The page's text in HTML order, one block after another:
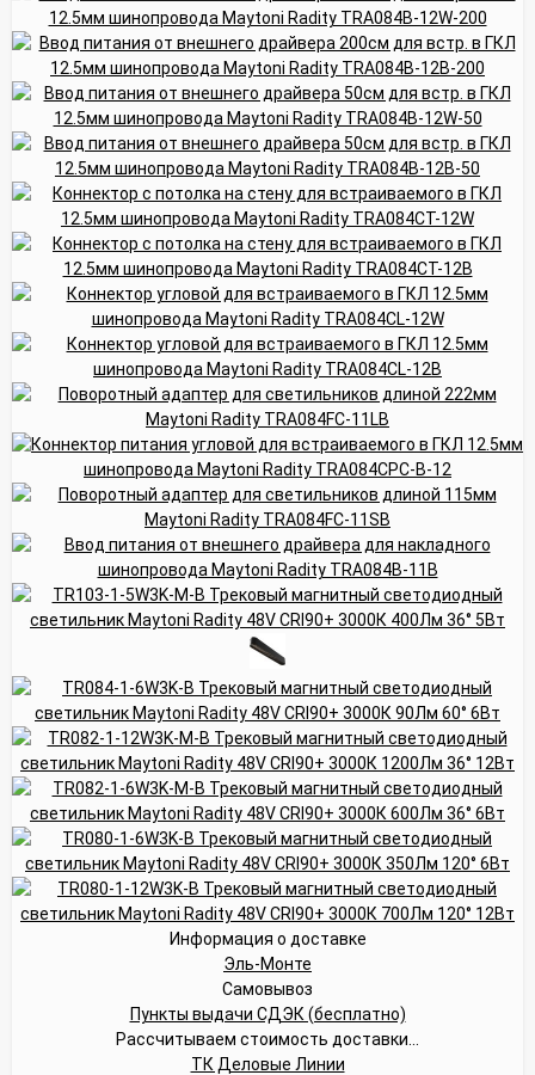
Информация о доставке
Эль-Монте
Самовывоз
Пункты выдачи СДЭК (бесплатно)
Рассчитываем стоимость доставки...
ТК Деловые Линии